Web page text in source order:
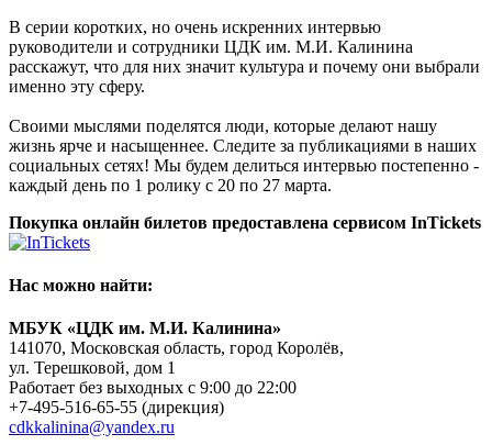
В серии коротких, но очень искренних интервью
руководители и сотрудники ЦДК им. М.И. Калинина
расскажут, что для них значит культура и почему они выбрали
именно эту сферу.
Своими мыслями поделятся люди, которые делают нашу
жизнь ярче и насыщеннее. Следите за публикациями в наших
социальных сетях! Мы будем делиться интервью постепенно -
каждый день по 1 ролику с 20 по 27 марта.
Покупка онлайн билетов предоставлена сервисом InTickets
Нас можно найти:
МБУК «ЦДК им. М.И. Калинина»
141070, Московская область, город Королёв,
ул. Терешковой, дом 1
Работает без выходных с 9:00 до 22:00
+7-495-516-65-55 (дирекция)
cdkkalinina@yandex.ru